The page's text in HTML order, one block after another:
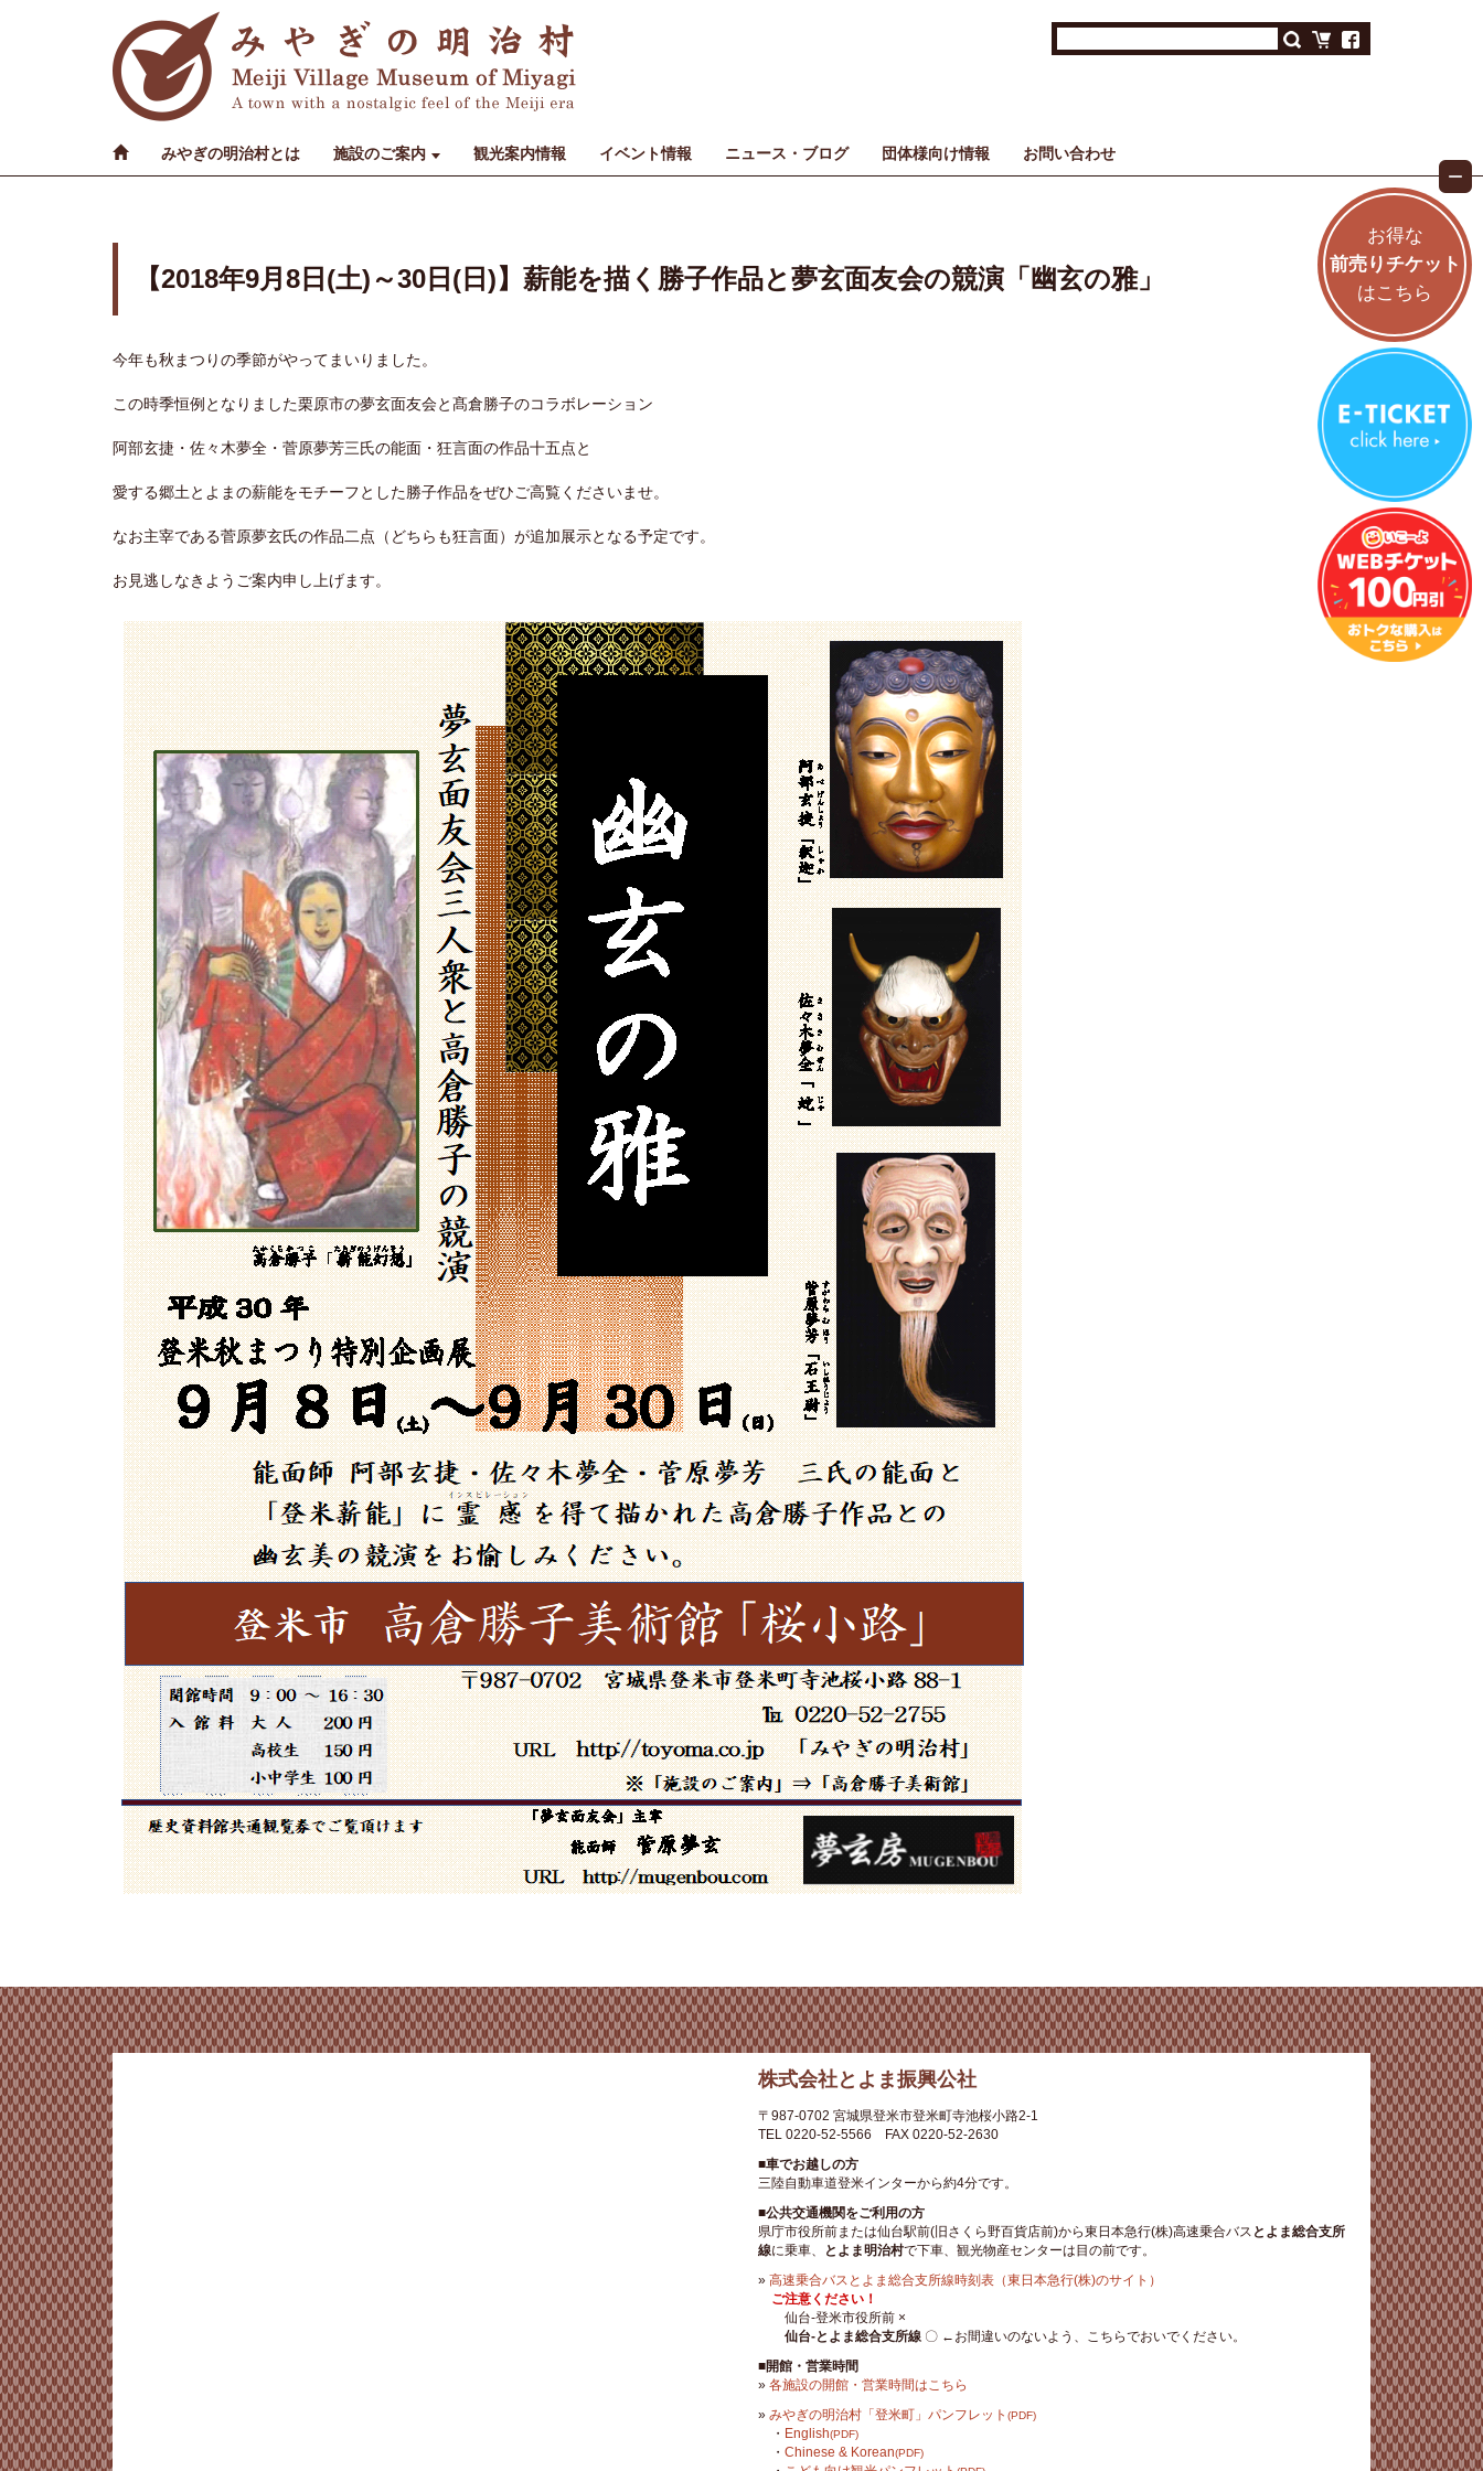
みやぎの明治村とは 施設のご案内 観光案内情報 イベント情報 ニュース・ブログ 団体様向け情報 お問い合わせ
【2018年9月8日(土)～30日(日)】薪能を描く勝子作品と夢玄面友会の競演「幽玄の雅」
今年も秋まつりの季節がやってまいりました。
この時季恒例となりました栗原市の夢玄面友会と髙倉勝子のコラボレーション
阿部玄捷・佐々木夢全・菅原夢芳三氏の能面・狂言面の作品十五点と
愛する郷土とよまの薪能をモチーフとした勝子作品をぜひご高覧くださいませ。
なお主宰である菅原夢玄氏の作品二点（どちらも狂言面）が追加展示となる予定です。
お見逃しなきようご案内申し上げます。
株式会社とよま振興公社
〒987-0702 宮城県登米市登米町寺池桜小路2-1
TEL 0220-52-5566
FAX 0220-52-2630
■車でお越しの方
三陸自動車道登米インターから約4分です。
■公共交通機関をご利用の方
県庁市役所前または仙台駅前(旧さくら野百貨店前)から東日本急行(株)高速乗合バス とよま総合支所
線に乗車、 とよま明治村で下車、観光物産センターは目の前です。
» 高速乗合バスとよま総合支所線時刻表（東日本急行(株)のサイト）
ご注意ください！
仙台-登米市役所前 ×
仙台-とよま総合支所線 〇 ←お間違いのないよう、こちらでおいでください。
■開館・営業時間
» 各施設の開館・営業時間はこちら
» みやぎの明治村「登米町」パンフレット (PDF)
・ English(PDF)
・ Chinese & Korean(PDF)
お得な
前売りチケット
はこちら